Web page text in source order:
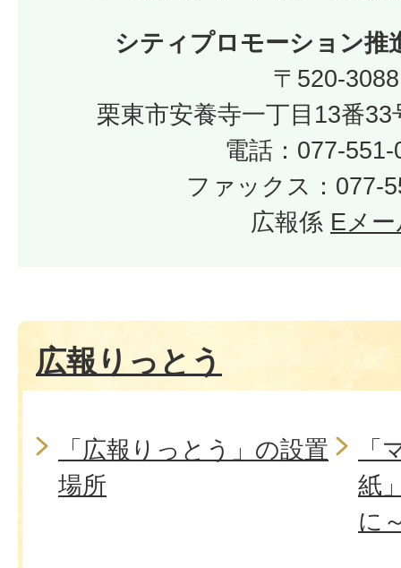
シティプロモーション推
〒520-3088
栗東市安養寺一丁目13番
電話：077-551-
ファックス：077-
広報係 Eメ
広報りっとう
「広報りっとう」の設置
場所
「
紙
に